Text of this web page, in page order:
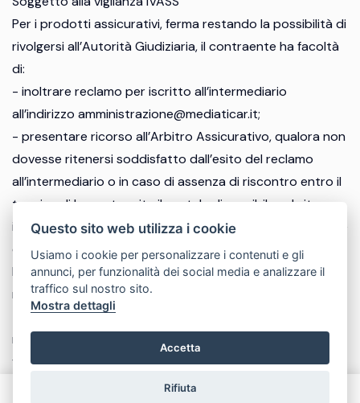
Per i prodotti assicurativi, ferma restando la possibilità di
rivolgersi all’Autorità Giudiziaria, il contraente ha facoltà
di:
- inoltrare reclamo per iscritto all’intermediario
all’indirizzo amministrazione@mediaticar.it;
- presentare ricorso all’Arbitro Assicurativo, qualora non
dovesse ritenersi soddisfatto dall’esito del reclamo
all’intermediario o in caso di assenza di riscontro entro il
termine di legge, tramite il portale disponibile sul sito
internet dello stesso (www.arbitroassicurativo.org), dove
è possibile consultare gli ulteriori requisiti di ammissibilità,
le informazioni relative alle modalità di presentazione del
ricorso e ogni altra indicazione utile;
- avvalersi di altri eventuali sistemi alternativi di
risoluzione delle controversie previsti dalla normativa
vigente.
Gestionale auto
Questo sito web utilizza i cookie
Usiamo i cookie per personalizzare i contenuti e gli
annunci, per funzionalità dei social media e analizzare il
traffico sul nostro sito.
Mostra dettagli
Accetta
Rifiuta